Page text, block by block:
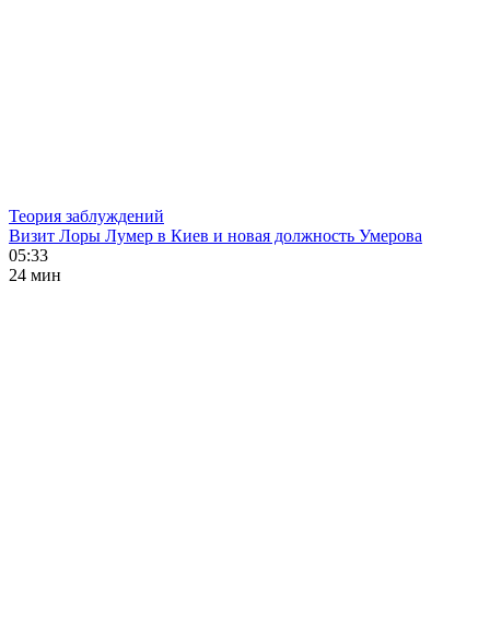
Теория заблуждений
Визит Лоры Лумер в Киев и новая должность Умерова
05:33
24 мин